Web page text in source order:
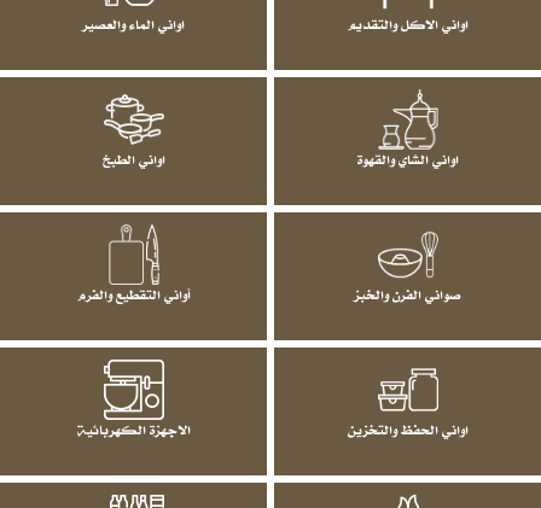
اواني الاكل والتقديم اواني الماء والعصير
اواني الشاي والقهوة اواني الطبخ
صواني الفرن والخبز أواني التقطيع والفرم
اواني الحفظ والتخزين الاجهزة الكهربائية